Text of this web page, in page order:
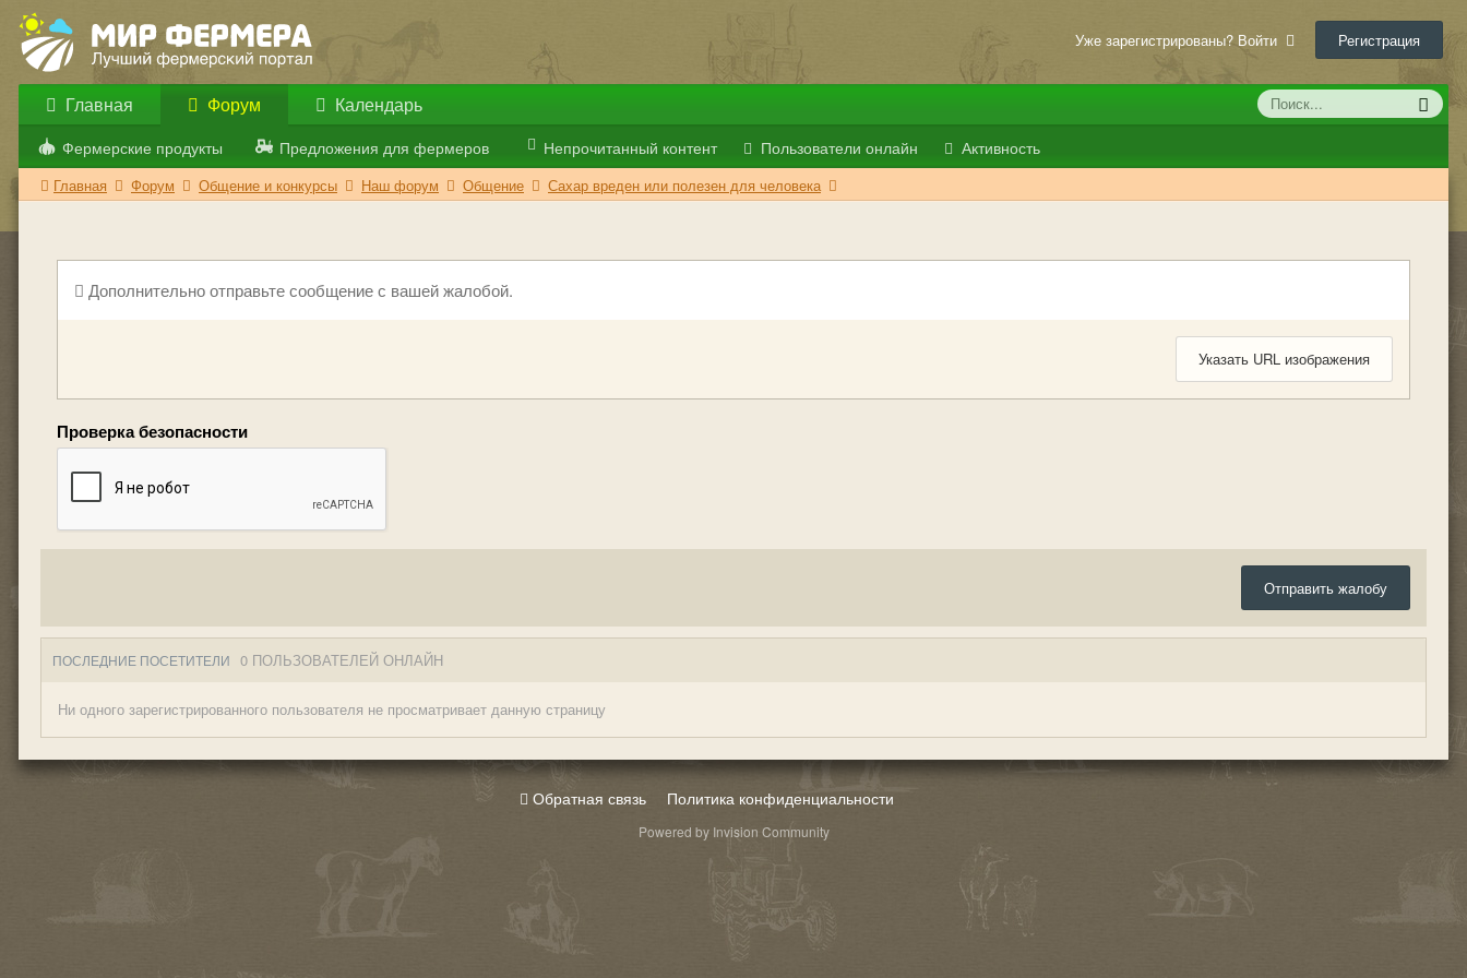
Уже зарегистрированы? Войти Регистрация
Главная Форум
Фермерские продукты Предложения для фермеров Непрочитанный контент Пользователи онлайн Активность
Календарь
Главная Форум Общение и конкурсы Наш форум Общение Сахар вреден или полезен для человека
Дополнительно отправьте сообщение с вашей жалобой.
Указать URL изображения
Проверка безопасности
Отправить жалобу
ПОСЛЕДНИЕ ПОСЕТИТЕЛИ 0 ПОЛЬЗОВАТЕЛЕЙ ОНЛАЙН
Ни одного зарегистрированного пользователя не просматривает данную страницу
Обратная связь Политика конфиденциальности
Powered by Invision Community